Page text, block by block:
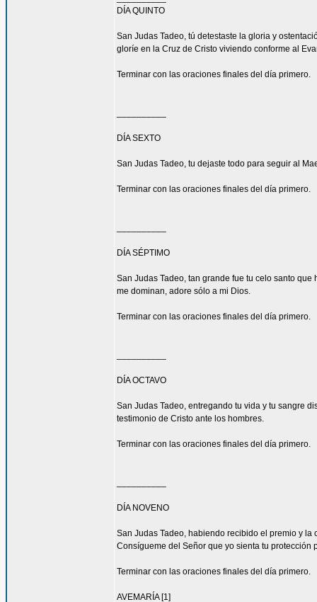
DÍA QUINTO
San Judas Tadeo, tú detestaste la gloria y
gloríe en la Cruz de Cristo viviendo conforme al
Terminar con las oraciones finales del día primero.
DÍA SEXTO
San Judas Tadeo, tu dejaste todo para seguir al
Terminar con las oraciones finales del día primero.
DÍA SÉPTIMO
San Judas Tadeo, tan grande fue tu celo santo
me dominan, adore sólo a mi Dios.
Terminar con las oraciones finales del día primero.
DÍA OCTAVO
San Judas Tadeo, entregando tu vida y tu sangre
testimonio de Cristo ante los hombres.
Terminar con las oraciones finales del día primero.
DÍA NOVENO
San Judas Tadeo, habiendo recibido el premio y
Consígueme del Señor que yo sienta tu
Terminar con las oraciones finales del día primero.
AVEMARÍA [1]